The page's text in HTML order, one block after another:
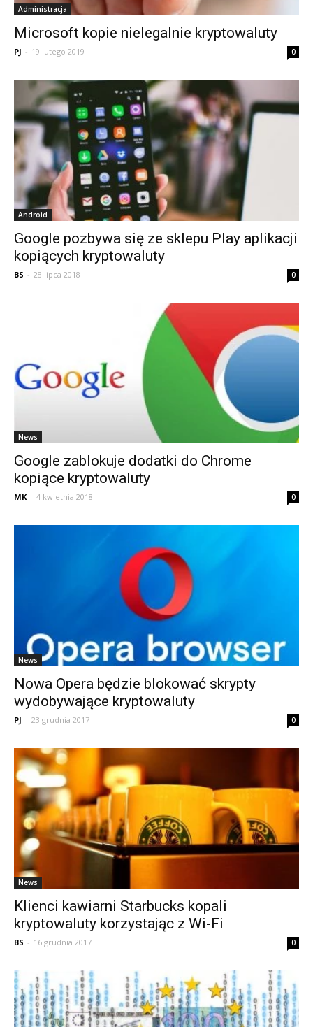
Administracja
Microsoft kopie nielegalnie kryptowaluty
PJ - 19 lutego 2019 0
Android
Google pozbywa się ze sklepu Play aplikacji
kopiących kryptowaluty
BS - 28 lipca 2018 0
News
Google zablokuje dodatki do Chrome
kopiące kryptowaluty
MK - 4 kwietnia 2018 0
News
Nowa Opera będzie blokować skrypty
wydobywające kryptowaluty
PJ - 23 grudnia 2017 0
News
Klienci kawiarni Starbucks kopali
kryptowaluty korzystając z Wi-Fi
BS - 16 grudnia 2017 0